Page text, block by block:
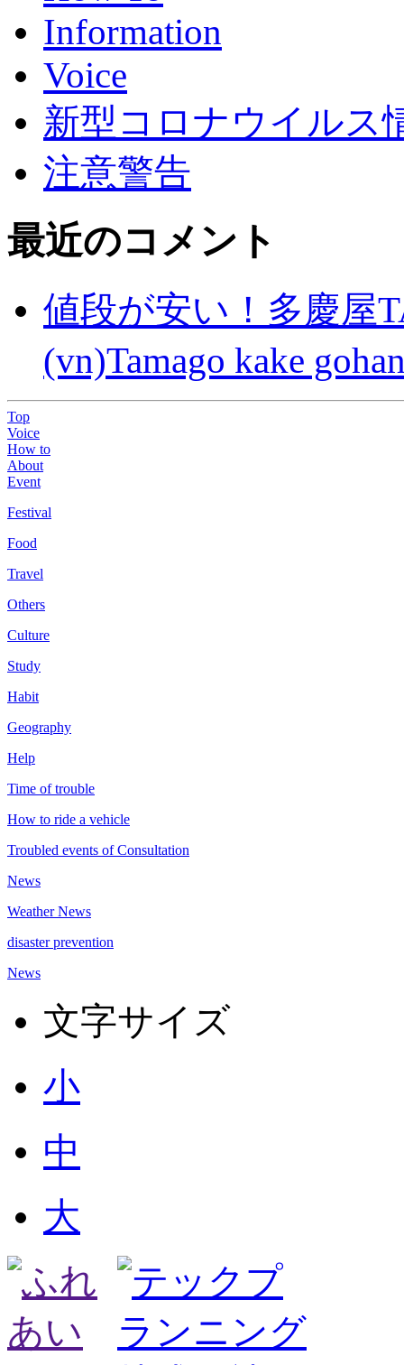
Information
Voice
新型コロナウイルス
注意警告
最近のコメント
値段が安い！多慶屋
(vn)Tamago kake
Top
Voice
How to
About
Event
Festival
Food
Travel
Others
Culture
Study
Habit
Geography
Help
Time of trouble
How to ride a vehicle
Troubled events of Consultation
News
Weather News
disaster prevention
News
文字サイズ
小
中
大